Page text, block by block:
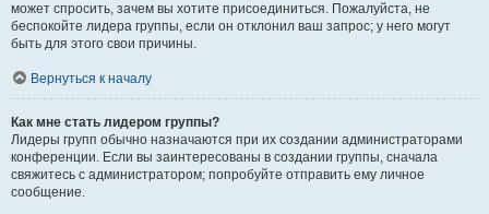
может спросить, зачем вы хотите присоединиться. Пожалуйста, не
беспокойте лидера группы, если он отклонил ваш запрос; у него могут
быть для этого свои причины.
Вернуться к началу
Как мне стать лидером группы?
Лидеры групп обычно назначаются при их создании администраторами
конференции. Если вы заинтересованы в создании группы, сначала
свяжитесь с администратором; попробуйте отправить ему личное
сообщение.